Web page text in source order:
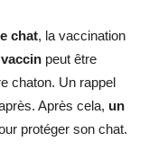
chat, la vaccination
peut être
chaton. Un rappel
Après cela, un
protéger son chat.